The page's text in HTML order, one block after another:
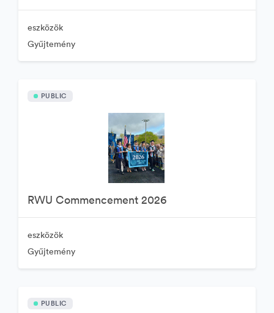
eszközök
Gyűjtemény
PUBLIC
RWU Commencement 2026
eszközök
Gyűjtemény
PUBLIC